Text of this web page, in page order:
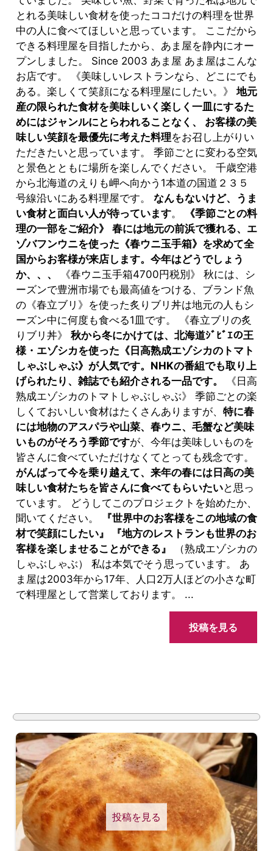
とれる美味しい食材を使ったココだけの料理を世界
中の人に食べてほしいと思っています。 ここだから
できる料理屋を目指したから、あま屋を静内にオー
プンしました。 Since 2003 あま屋 あま屋はこんな
お店です。 《美味しいレストランなら、どこにでも
ある。楽しくて笑顔になる料理屋にしたい。》 地元
産の限られた食材を美味しいく楽しく一皿にするた
めにはジャンルにとらわれることなく、 お客様の美
味しい笑顔を最優先に考えた料理をお召し上がりい
ただきたいと思っています。 季節ごとに変わる空気
と景色とともに場所を楽しんでください。 千歳空港
から北海道のえりも岬へ向かう1本道の国道２３５
号線沿いにある料理屋です。 なんもないけど、うま
い食材と面白い人が待っています。
《季節ごとの料
理の一部をご紹介》
春には地元の前浜で獲れる、エ
ゾバフンウニを使った《春ウニ玉手箱》を求めて全
国からお客様が来店します。今年はどうでしょう
か、、、
《春ウニ玉手箱4700円税別》 秋には、シ
ーズンで豊洲市場でも最高値をつける、ブランド魚
の《春立ブリ》を使った炙りブリ丼は地元の人もシ
ーズン中に何度も食べる1皿です。 《春立ブリの炙
りブリ丼》 秋から冬にかけては、北海道ｼﾞﾋﾞｴの王
様・エゾシカを使った《日高熟成エゾシカのトマト
しゃぶしゃぶ》が人気です。NHKの番組でも取り上
げられたり、雑誌でも紹介される一品です。
《日高
熟成エゾシカのトマトしゃぶしゃぶ》 季節ごとの楽
しくておいしい食材はたくさんありますが、 特に春
には地物のアスパラや山菜、春ウニ、毛蟹など美味
いものがそろう季節ですが、今年は美味しいものを
皆さんに食べていただけなくてとっても残念です。
がんばって今を乗り越えて、来年の春には日高の美
味しい食材たちを皆さんに食べてもらいたいと思っ
ています。 どうしてこのプロジェクトを始めたか、
聞いてください。
『世界中のお客様をこの地域の食
材で笑顔にしたい』 『地方のレストランも世界のお
客様を楽しませることができる』
（熟成エゾシカの
しゃぶしゃぶ） 私は本気でそう思っています。 あ
ま屋は2003年から17年、人口2万人ほどの小さな町
で料理屋として営業しております。 ...
投稿を見る
投稿を見る